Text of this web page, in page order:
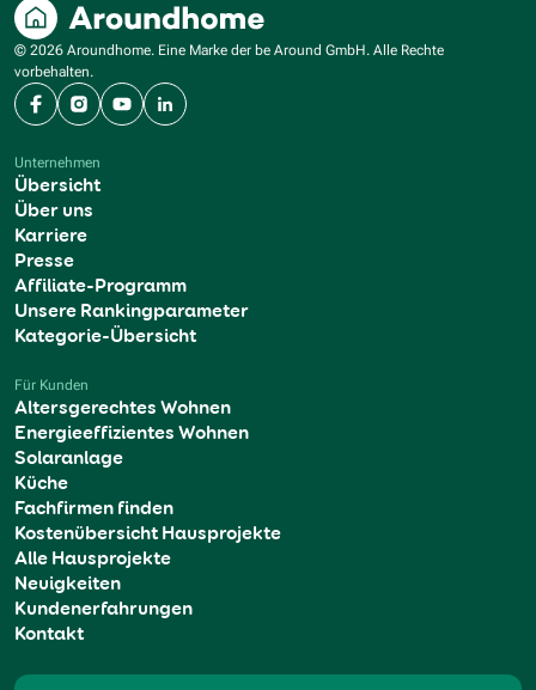
© 2026 Aroundhome. Eine Marke der be Around GmbH. Alle Rechte
vorbehalten.
FacebookInstagram
YouTubeLinkedIn
Unternehmen
Übersicht
Über uns
Karriere
Presse
Affiliate-Programm
Unsere Rankingparameter
Kategorie-Übersicht
Für Kunden
Altersgerechtes Wohnen
Energieeffizientes Wohnen
Solaranlage
Küche
Fachfirmen finden
Kostenübersicht Hausprojekte
Alle Hausprojekte
Neuigkeiten
Kundenerfahrungen
Kontakt